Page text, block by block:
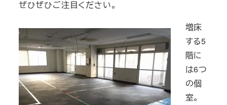
ぜひぜひご注目ください。
増床
する5
階に
は6つ
の個
室。